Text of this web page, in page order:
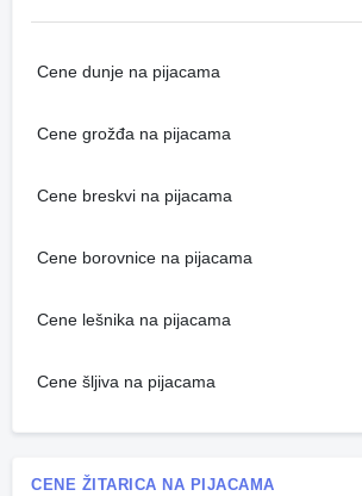
Cene dunje na pijacama
Cene grožđa na pijacama
Cene breskvi na pijacama
Cene borovnice na pijacama
Cene lešnika na pijacama
Cene šljiva na pijacama
CENE ŽITARICA NA PIJACAMA